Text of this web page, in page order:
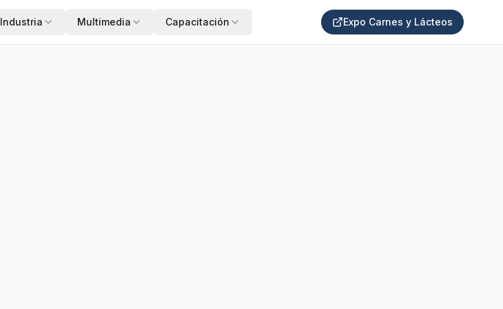
Industria Multimedia Capacitación Expo Carnes y Lácteos